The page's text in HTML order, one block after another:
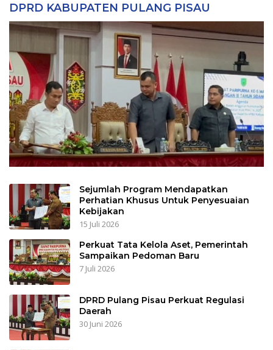
DPRD KABUPATEN PULANG PISAU
Sejumlah Program Mendapatkan
Perhatian Khusus Untuk Penyesuaian
Kebijakan
15 Juli 2026
Perkuat Tata Kelola Aset, Pemerintah
Sampaikan Pedoman Baru
7 Juli 2026
DPRD Pulang Pisau Perkuat Regulasi
Daerah
30 Juni 2026